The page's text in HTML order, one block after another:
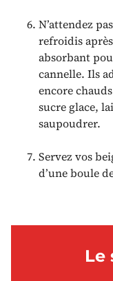
N’attendez
refroidis
absorbant
cannelle. Ils
encore
sucre glace,
saupoudrer.
Servez vos
d’une boule
Le